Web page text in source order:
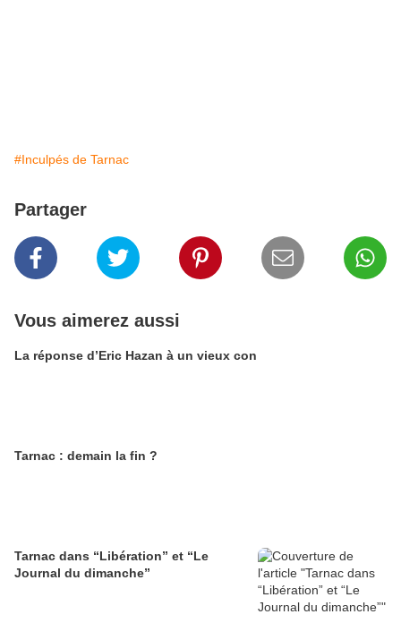
#Inculpés de Tarnac
Partager
Vous aimerez aussi
La réponse d’Eric Hazan à un vieux con
Tarnac : demain la fin ?
Tarnac dans “Libération” et “Le
Journal du dimanche”